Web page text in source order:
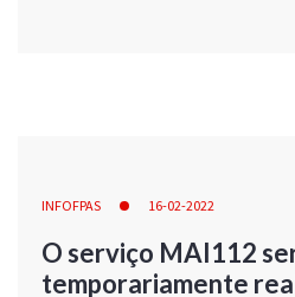
INFOFPAS 16-02-2022
O serviço MAI112
temporariamente